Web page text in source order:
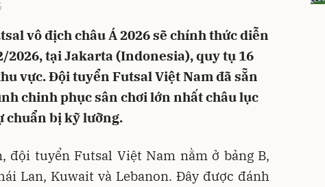
vô địch châu Á 2026 sẽ chính thức diễn
2026, tại Jakarta (Indonesia), quy tụ 16
vực. Đội tuyển Futsal Việt Nam đã sẵn
chinh phục sân chơi lớn nhất châu lục
chuẩn bị kỹ lưỡng.
đội tuyển Futsal Việt Nam nằm ở bảng B,
Lan, Kuwait và Lebanon. Đây được đánh